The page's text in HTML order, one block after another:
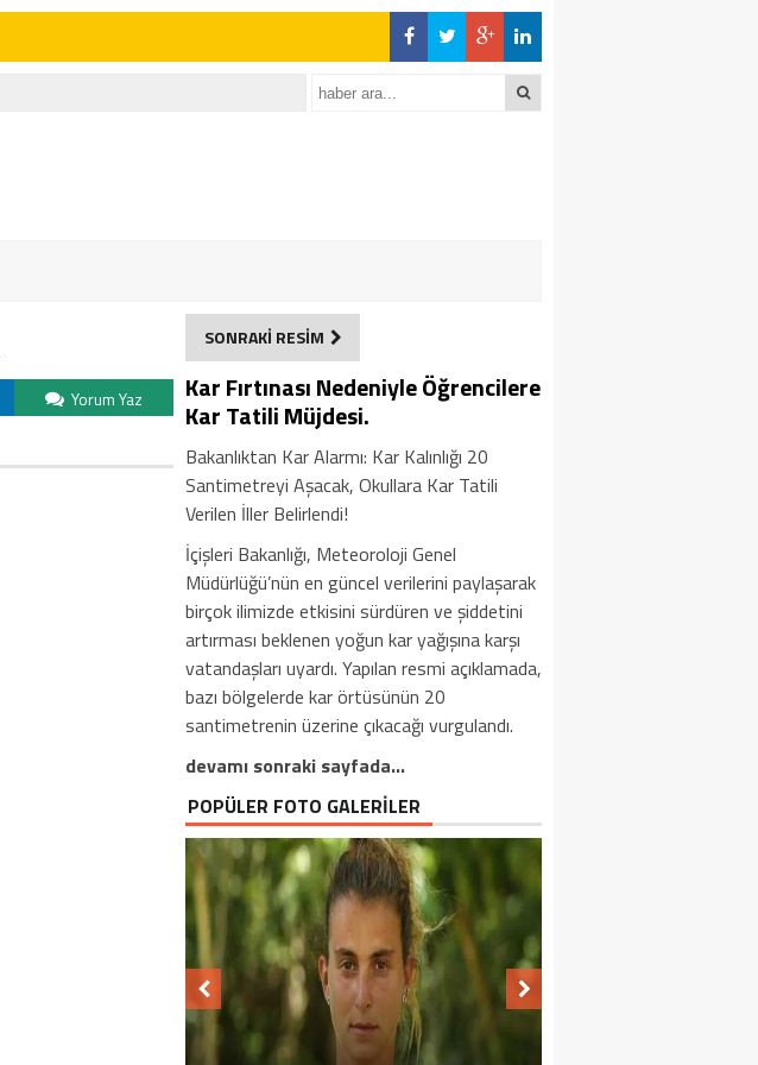
Yorum Yaz
SONRAKİ RESİM
Kar Fırtınası Nedeniyle Öğrencilere
Kar Tatili Müjdesi.
Bakanlıktan Kar Alarmı: Kar Kalınlığı 20
Santimetreyi Aşacak, Okullara Kar Tatili
Verilen İller Belirlendi!
İçişleri Bakanlığı, Meteoroloji Genel
Müdürlüğü’nün en güncel verilerini paylaşarak
birçok ilimizde etkisini sürdüren ve şiddetini
artırması beklenen yoğun kar yağışına karşı
vatandaşları uyardı. Yapılan resmi açıklamada,
bazı bölgelerde kar örtüsünün 20
santimetrenin üzerine çıkacağı vurgulandı.
devamı sonraki sayfada…
POPÜLER FOTO GALERİLER